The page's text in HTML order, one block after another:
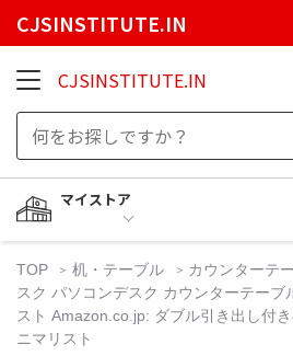
CJSINSTITUTE.IN
CJSINSTITUTE.IN
マイストア
TOP 机・テーブル カウンターテ
スク パソコンデスク カウンターテーブ
スト Amazon.co.jp: ダブル引き出し付
ニマリスト